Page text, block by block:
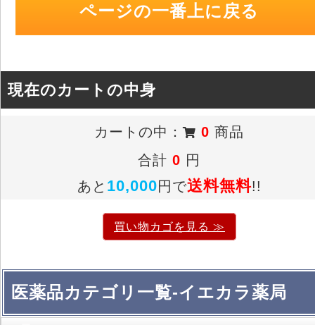
ページの一番上に戻る
現在のカートの中身
カートの中： 0 商品
合計0 円
あと 10,000円で送料無料!!
買い物カゴを見る ≫
医薬品カテゴリ一覧-イエカラ薬局